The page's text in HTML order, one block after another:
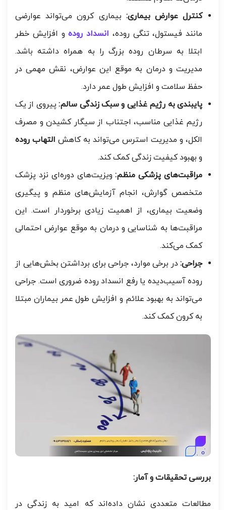
کنترل عوارض بیماری: بیماری کرون می‌تواند عوارضی
مانند فیستول، تنگی روده، انسداد رودهو افزایش خطر
ابتلا به سرطان روده بزرگ را به همراه داشته باشد.
مدیریت و درمان به موقع این عوارض، نقش مهمی در
حفظ سلامت و افزایش طول عمر دارد.
پایبندی به رژیم غذایی و سبک زندگی سالم:پیروی از یک
رژیم غذایی مناسب، اجتناب از سیگار کشیدن و مصرف
الکل، و مدیریت استرس می‌تواند به کاهش التهاب روده
و بهبود کیفیت زندگی کمک کند.
مراقبت‌های پزشکی منظم:ویزیت‌های دوره‌ای نزد پزشک
متخصص گوارش، انجام آزمایش‌های منظم و پیگیری
وضعیت بیماری، از اهمیت زیادی برخوردار است. این
مراقبت‌ها به شناسایی و درمان به موقع عوارض احتمالی
کمک می‌کند.
جراحی:در برخی موارد، جراحی برای برداشتن بخش‌هایی از
روده آسیب‌دیده یا رفع انسداد روده ضروری است. جراحی
می‌تواند به بهبود علائم و افزایش طول عمر بیماران مبتلا
به کرون کمک کند.
بررسی تحقیقات و آمار:
مطالعات متعددی نشان داده‌اند که امید به زندگی در